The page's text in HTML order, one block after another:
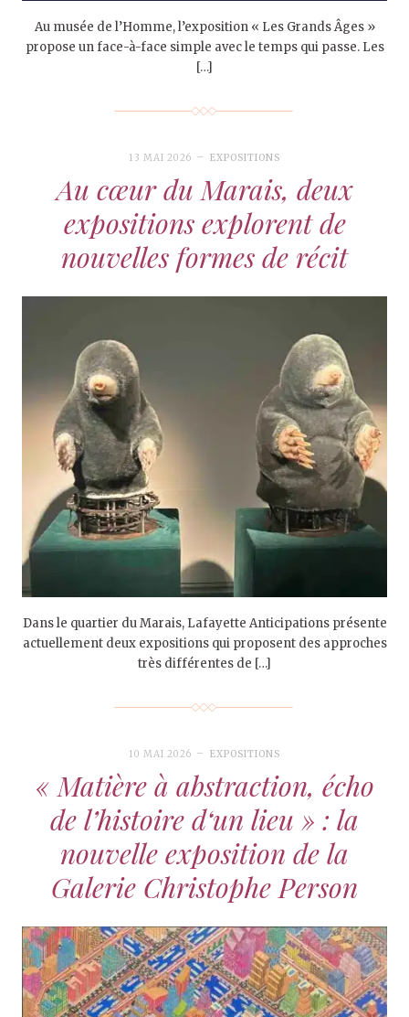
Au musée de l’Homme, l’exposition « Les Grands Âges »
propose un face-à-face simple avec le temps qui passe. Les
[…]
13 MAI 2026 EXPOSITIONS
Au cœur du Marais, deux
expositions explorent de
nouvelles formes de récit
Dans le quartier du Marais, Lafayette Anticipations présente
actuellement deux expositions qui proposent des approches
très différentes de […]
10 MAI 2026 EXPOSITIONS
« Matière à abstraction, écho
de l’histoire d‘un lieu » : la
nouvelle exposition de la
Galerie Christophe Person